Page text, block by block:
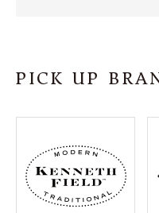
プライバシーポリシー
特定商取引法について
お問い合わせ
OFFICIAL WEB SITE
PICK UP